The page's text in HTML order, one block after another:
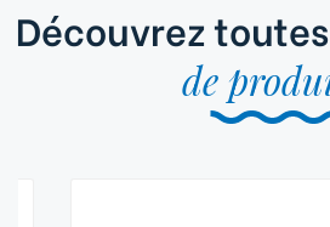
Découvrez toutes
de